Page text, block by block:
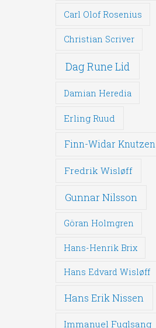
Carl Olof Rosenius
Christian Scriver
Dag Rune Lid
Damian Heredia
Erling Ruud
Finn-Widar Knutzen
Fredrik Wisløff
Gunnar Nilsson
Göran Holmgren
Hans-Henrik Brix
Hans Edvard Wisløff
Hans Erik Nissen
Immanuel Fuglsang